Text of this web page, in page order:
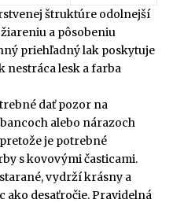
štruktúre odolnejší
a pôsobeniu
priehľadný lak poskytuje
nestráca lesk a farba
dať pozor na
alebo nárazoch
je potrebné
s kovovými časticami.
vydrží krásny a
ako desaťročie. Pravidelná